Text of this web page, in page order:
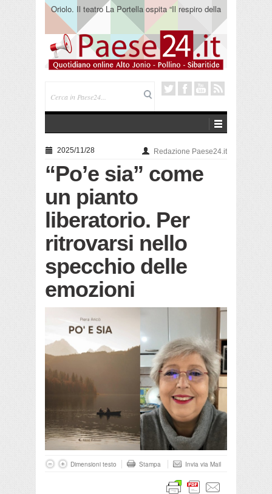
Oriolo. Il teatro La Portella ospita “Il respiro della
terra” del collettivo 365
2025/11/28 Redazione Paese24.it
“Po’e sia” come
un pianto
liberatorio. Per
ritrovarsi nello
specchio delle
emozioni
Dimensioni testo Stampa Invia via Mail